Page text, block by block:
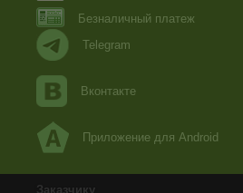
Безналичный платеж
Telegram
Вконтакте
Приложение для Android
Заказчику